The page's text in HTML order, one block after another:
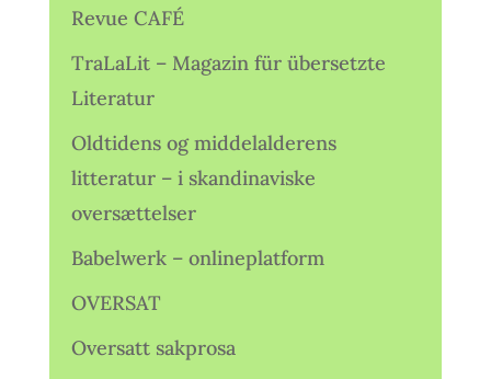
Revue CAFÉ
TraLaLit – Magazin für übersetzte
Literatur
Oldtidens og middelalderens
litteratur – i skandinaviske
oversættelser
Babelwerk – onlineplatform
OVERSAT
Oversatt sakprosa